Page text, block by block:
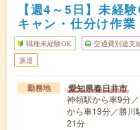
【週4～5日】未経
キャン・仕分け作業
職種未経験OK 交通費別途支
派遣
勤務地 愛知県春日井市
神領駅から車9分
から車13分／勝川
21分